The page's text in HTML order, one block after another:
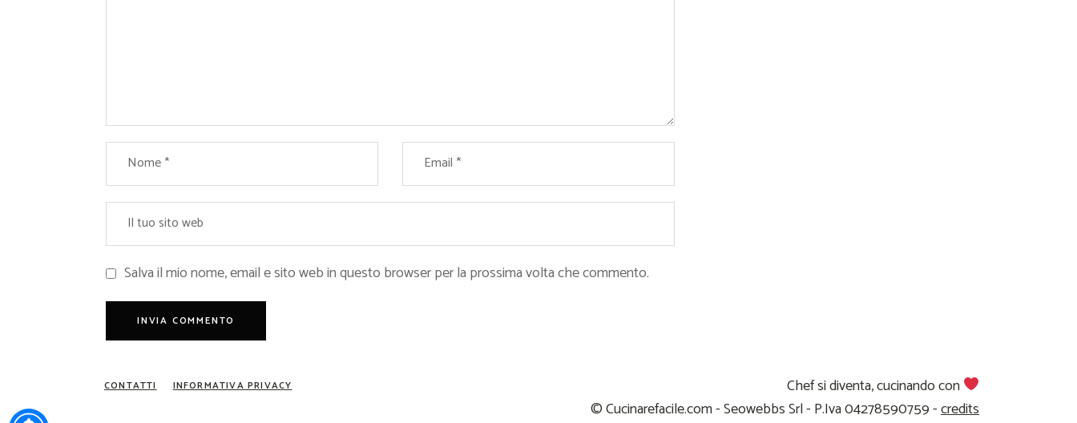
Salva il mio nome, email e sito web in questo browser per la prossima volta che commento.
CONTATTI INFORMATIVA PRIVACY
Chef si diventa, cucinando con
© Cucinarefacile.com - Seowebbs Srl - P.Iva 04278590759 -credits